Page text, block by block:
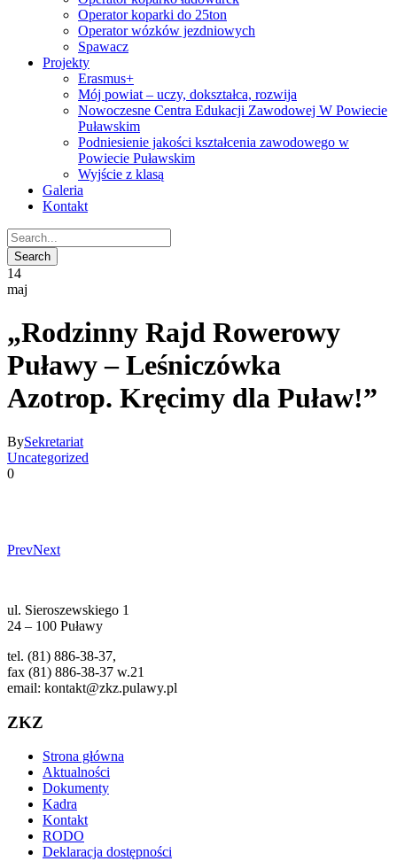
Operator koparki do 25ton
Operator wózków jezdniowych
Spawacz
Projekty
Erasmus+
Mój powiat – uczy, dokształca, rozwija
Nowoczesne Centra Edukacji Zawodowej W Powiecie
Puławskim
Podniesienie jakości kształcenia zawodowego w
Powiecie Puławskim
Wyjście z klasą
Galeria
Kontakt
14
maj
„Rodzinny Rajd Rowerowy
Puławy – Leśniczówka
Azotrop. Kręcimy dla Puław!”
BySekretariat
Uncategorized
0
PrevNext
ul. Sieroszewskiego 1
24 – 100 Puławy
tel. (81) 886-38-37,
fax (81) 886-38-37 w.21
email: kontakt@zkz.pulawy.pl
ZKZ
Strona główna
Aktualności
Dokumenty
Kadra
Kontakt
RODO
Deklaracja dostępności